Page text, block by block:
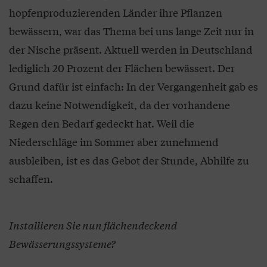
hopfenproduzierenden Länder ihre Pflanzen
bewässern, war das Thema bei uns lange Zeit nur in
der Nische präsent. Aktuell werden in Deutschland
lediglich 20 Prozent der Flächen bewässert. Der
Grund dafür ist einfach: In der Vergangenheit gab es
dazu keine Notwendigkeit, da der vorhandene
Regen den Bedarf gedeckt hat. Weil die
Niederschläge im Sommer aber zunehmend
ausbleiben, ist es das Gebot der Stunde, Abhilfe zu
schaffen.
Installieren Sie nun flächendeckend
Bewässerungssysteme?